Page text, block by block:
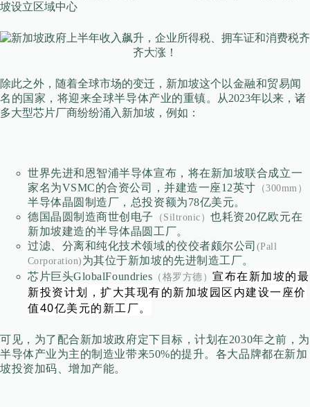
坡设立区域中心
除此之外，随着全球市场的变迁，新加坡这个 以金融和贸易闻
名的国家，将迎来全球半导体产业的重镇。 从2023年以来，诸
多大型芯片厂商纷纷涌入新加坡，例如：
世界先进和恩智浦半导体宣布，将在新加坡联合成立一
家名为VSMC的合资公司，并建造一座12英寸 （300mm）
半导体晶圆制造厂，总投资额为78亿美元。
德国晶圆制造商世创电子
（Siltronic）也耗资20亿欧元在
新加坡建造的半导体晶圆工厂。
过滤、分离和纯化技术领域的佼佼者颇尔公司 (Pall
Corporation) 为其位于新加坡的先进制造工厂。
芯片巨头GlobalFoundries （格罗方德 ）宣布在新加坡的最
新投资计划，扩大其现有的新加坡园区内建设一座价
值40亿美元的新工厂。
可见，为了配合新加坡政府定下目标，计划在2030年之前，为
半导体产业为主的制造业带来50%的提升。各大品牌都在新加
坡投资加码、增加产能。